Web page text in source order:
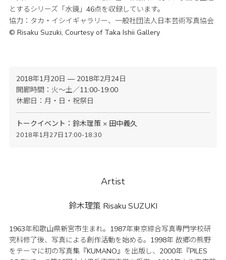
とするシリーズ「水鏡」46点を収録しています。
協力：タカ・イシイギャラリー、一般社団法人日本芸術写真協会
© Risaku Suzuki, Courtesy of Taka Ishii Gallery
2018年1月20日 — 2018年2月24日
開廊時間：火〜土／11:00-19:00
休廊日：月・日・祝祭日
トークイベント：鈴木理策 × 田中義久
2018年1月27日17:00-18:30
Artist
鈴木理策 Risaku SUZUKI
1963年和歌山県新宮市生まれ。1987年東京綜合写真専門学校研
究科修了後、写真による創作活動を始める。1998年 故郷の熊野
をテーマに初の写真集『KUMANO』を出版し、2000年『PILES